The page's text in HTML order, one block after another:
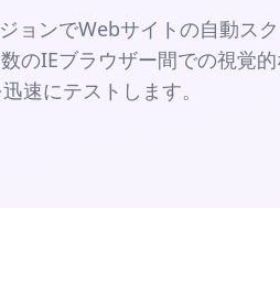
ョンでWebサイトの自動ス
のIEブラウザー間での視覚
速にテストします。